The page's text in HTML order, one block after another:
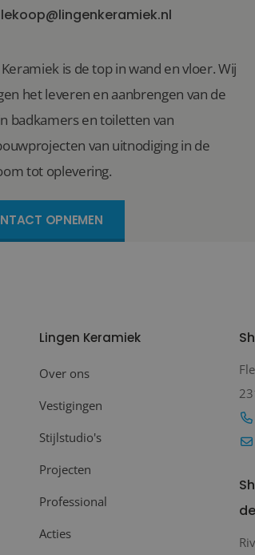
is de top in wand en vloer. Wij
het leveren en aanbrengen van de
badkamers en toiletten van
van uitnodiging in de
tot oplevering.
OPNEMEN
Lingen Keramiek
Over ons
Vestigingen
Stijlstudio's
Projecten
Professional
Acties